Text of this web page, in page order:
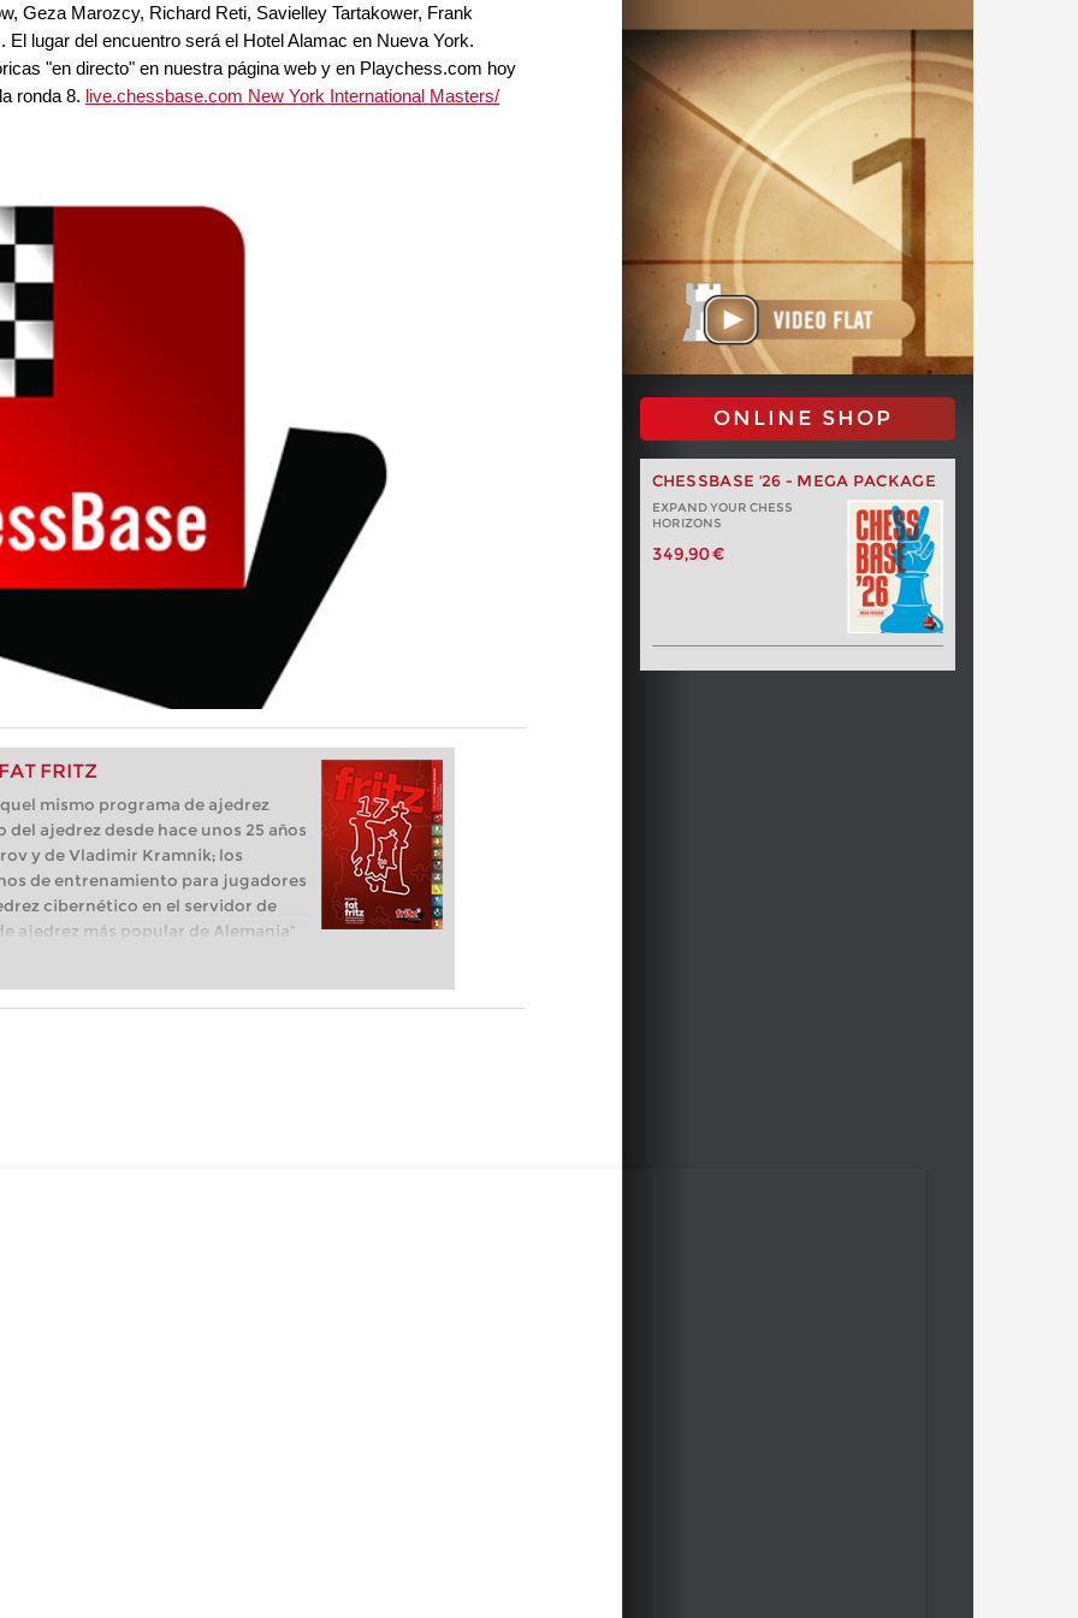
Geza Marozcy, Richard Reti, Savielley Tartakower, Frank
lugar del encuentro será el Hotel Alamac en Nueva York.
"en directo" en nuestra página web y en Playchess.com hoy
ronda 8. live.chessbase.com New York International Masters/
FRITZ
mismo programa de ajedrez
ajedrez desde hace unos 25 años
y de Vladimir Kramnik; los
de entrenamiento para jugadores
cibernético en el servidor de
ajedrez más popular de Alemania”
"Fat Fritz".
ONLINE SHOP
CHESSBASE '26 - MEGA PACKAGE
EXPAND YOUR CHESS
HORIZONS
349,90 €